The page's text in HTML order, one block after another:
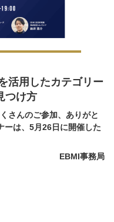
活用したカテゴリー
つけ方
さんのご参加、ありがと
ーは、5月26日に開催した
EBMI事務局